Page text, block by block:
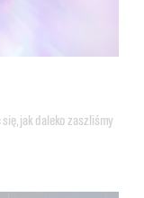
jak daleko zaszliśmy